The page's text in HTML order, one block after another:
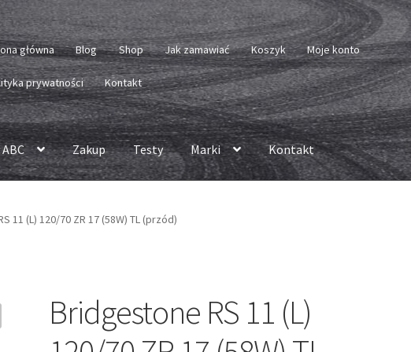
główna Blog Shop Jak zamawiać Koszyk Moje konto
prywatności Kontakt
Zakup Testy Marki Kontakt
11 (L) 120/70 ZR 17 (58W) TL (przód)
Bridgestone RS 11 (L)